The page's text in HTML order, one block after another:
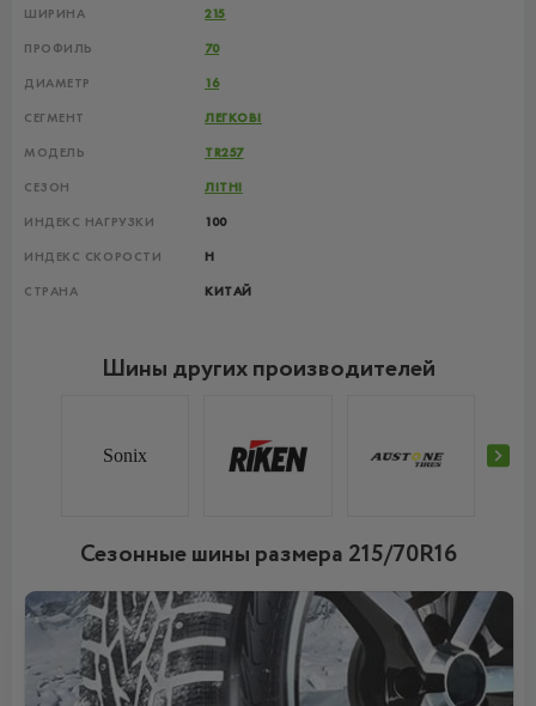
ШИРИНА 215
ПРОФИЛЬ 70
ДИАМЕТР 16
СЕГМЕНТ ЛЕГКОВІ
МОДЕЛЬ TR257
СЕЗОН ЛІТНІ
ИНДЕКС НАГРУЗКИ 100
ИНДЕКС СКОРОСТИ H
СТРАНА КИТАЙ
Шины других производителей
Sonix
Сезонные шины размера 215/70R16